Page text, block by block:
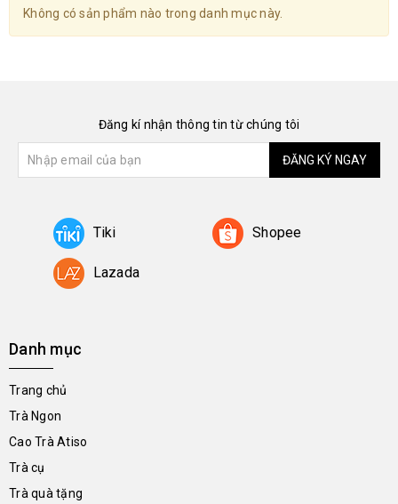
Không có sản phẩm nào trong danh mục này.
Đăng kí nhận thông tin từ chúng tôi
ĐĂNG KÝ NGAY
Tiki Shopee
Lazada
Danh mục
Trang chủ
Trà Ngon
Cao Trà Atiso
Trà cụ
Trà quà tặng